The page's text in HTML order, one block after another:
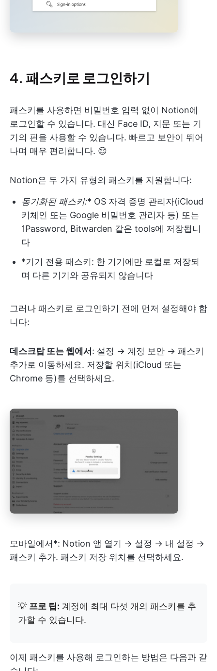
4. 패스키로 로그인하기
패스키를 사용하면 비밀번호 입력 없이 Notion에
로그인할 수 있습니다. 대신 Face ID, 지문 또는 기
기의 핀을 사용할 수 있습니다. 빠르고 보안이 뛰어
나며 매우 편리합니다. 😌
Notion은 두 가지 유형의 패스키를 지원합니다:
동기화된 패스키:* OS 자격 증명 관리자(iCloud
키체인 또는 Google 비밀번호 관리자 등) 또는
1Password, Bitwarden 같은 tools에 저장됩니
다
*기기 전용 패스키: 한 기기에만 로컬로 저장되
며 다른 기기와 공유되지 않습니다
그러나 패스키로 로그인하기 전에 먼저 설정해야 합
니다:
데스크탑 또는 웹에서 : 설정 → 계정 보안 → 패스키
추가로 이동하세요. 저장할 위치(iCloud 또는
Chrome 등)를 선택하세요.
모바일에서*: Notion 앱 열기 → 설정 → 내 설정 →
패스키 추가. 패스키 저장 위치를 선택하세요.
💡 프로 팁: 계정에 최대 다섯 개의 패스키를 추
가할 수 있습니다.
이제 패스키를 사용해 로그인하는 방법은 다음과 같